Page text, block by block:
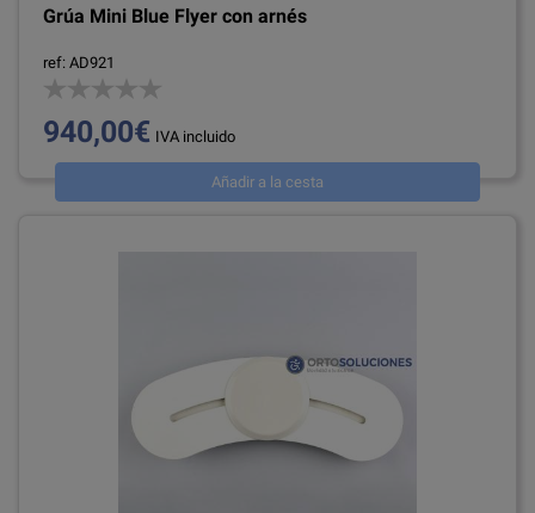
Grúa Mini Blue Flyer con arnés
ref: AD921
940,00€ IVA incluido
Añadir a la cesta